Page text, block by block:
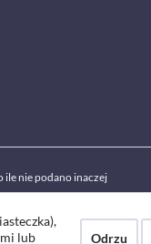
ile nie podano inaczej
lub
Odrzu